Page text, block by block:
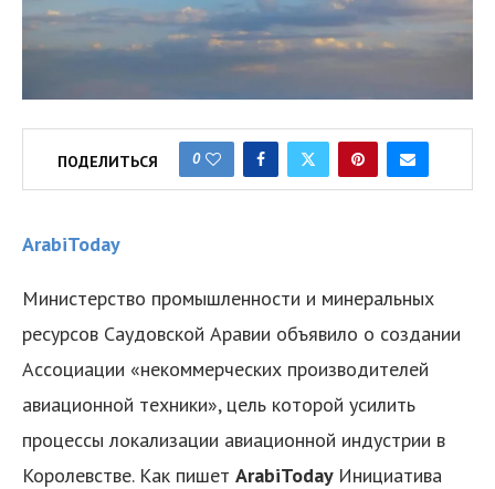
ПОДЕЛИТЬСЯ 0
ArabiToday
Министерство промышленности и минеральных
ресурсов Саудовской Аравии объявило о создании
Ассоциации «некоммерческих производителей
авиационной техники», цель которой усилить
процессы локализации авиационной индустрии в
Королевстве. Как пишет ArabiToday Инициатива